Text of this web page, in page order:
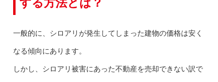
する方法とは？
一般的に、シロアリが発生してしまった建物の価格は安く
なる傾向にあります。
しかし、シロアリ被害にあった不動産を売却できない訳で